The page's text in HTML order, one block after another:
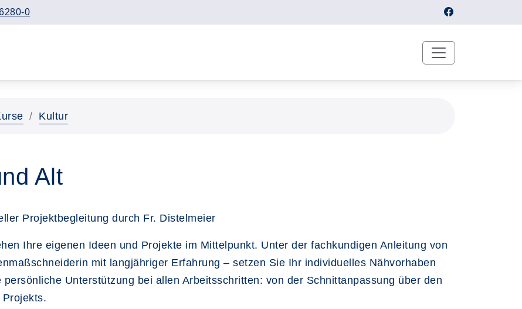
0
Kultur
Alt
Projektbegleitung durch Fr. Distelmeier
Ihre eigenen Ideen und Projekte im Mittelpunkt. Unter der fachkundigen Anleitung von
mit langjähriger Erfahrung – setzen Sie Ihr individuelles Nähvorhaben
Unterstützung bei allen Arbeitsschritten: von der Schnittanpassung über den